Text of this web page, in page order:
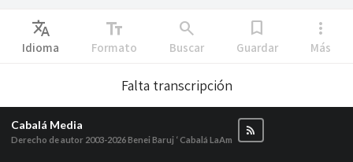
Translate
Idioma
text_fields
Formato
search
Buscar
bookmark
Guardar
more_vert
Más
Falta transcripción
Cabalá Media
Derecho de autor 2003-2026Benei Baruj ‘ Cabalá LaAm